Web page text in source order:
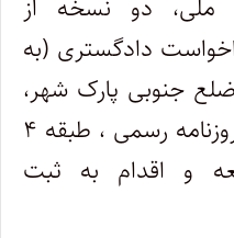
ملی، دو نسخه از
دادگستری (به
جنوبی پارک شهر،
خیابان بهشت، ساختمان روزنامه رسمی ، طبقه ۴
و اقدام به ثبت